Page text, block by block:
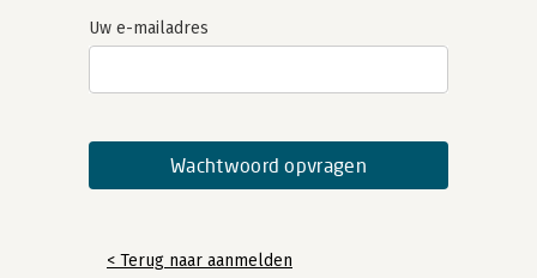
Uw e-mailadres
< Terug naar aanmelden